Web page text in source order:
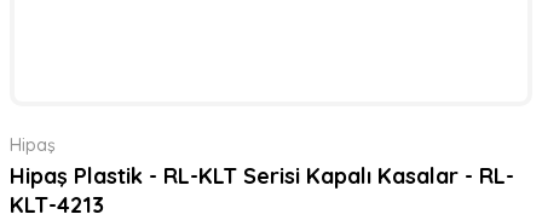
Hipaş
Hipaş Plastik - RL-KLT Serisi Kapalı Kasalar - RL-
KLT-4213